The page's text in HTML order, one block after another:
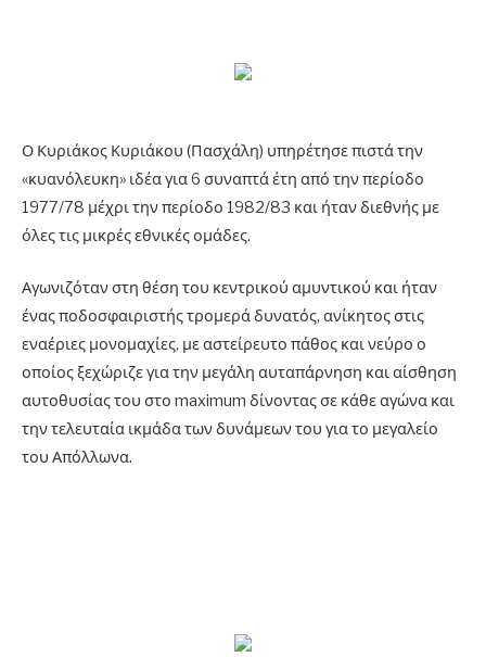
Ο Κυριάκος Κυριάκου (Πασχάλη) υπηρέτησε πιστά την
«κυανόλευκη» ιδέα για 6 συναπτά έτη από την περίοδο
1977/78 μέχρι την περίοδο 1982/83 και ήταν διεθνής με
όλες τις μικρές εθνικές ομάδες.
Αγωνιζόταν στη θέση του κεντρικού αμυντικού και ήταν
ένας ποδοσφαιριστής τρομερά δυνατός, ανίκητος στις
εναέριες μονομαχίες, με αστείρευτο πάθος και νεύρο ο
οποίος ξεχώριζε για την μεγάλη αυταπάρνηση και αίσθηση
αυτοθυσίας του στο maximum δίνοντας σε κάθε αγώνα και
την τελευταία ικμάδα των δυνάμεων του για το μεγαλείο
του Απόλλωνα.